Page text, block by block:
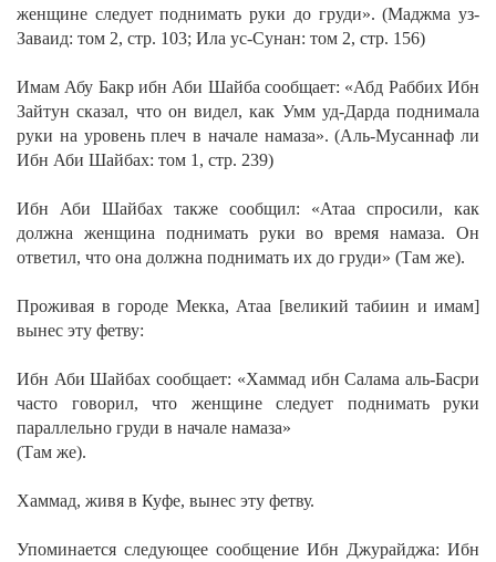
женщине следует поднимать руки до груди».(Маджма уз-
Заваид: том 2, стр. 103; Ила ус-Сунан: том 2, стр. 156)
Имам Абу Бакр ибн Аби Шайба сообщает: «Абд Раббих Ибн
Зайтун сказал, что он видел, как Умм уд-Дарда поднимала
руки на уровень плеч в начале намаза».(Аль-Мусаннаф ли
Ибн Аби Шайбах: том 1, стр. 239)
Ибн Аби Шайбах также сообщил: «Атаа спросили, как
должна женщина поднимать руки во время намаза. Он
ответил, что она должна поднимать их до груди» (Там же).
Проживая в городе Мекка, Атаа [великий табиин и имам]
вынес эту фетву:
Ибн Аби Шайбах сообщает: «Хаммад ибн Салама аль-Басри
часто говорил, что женщине следует поднимать руки
параллельно груди в начале намаза»
(Там же).
Хаммад, живя в Куфе, вынес эту фетву.
Упоминается следующее сообщение Ибн Джурайджа: Ибн